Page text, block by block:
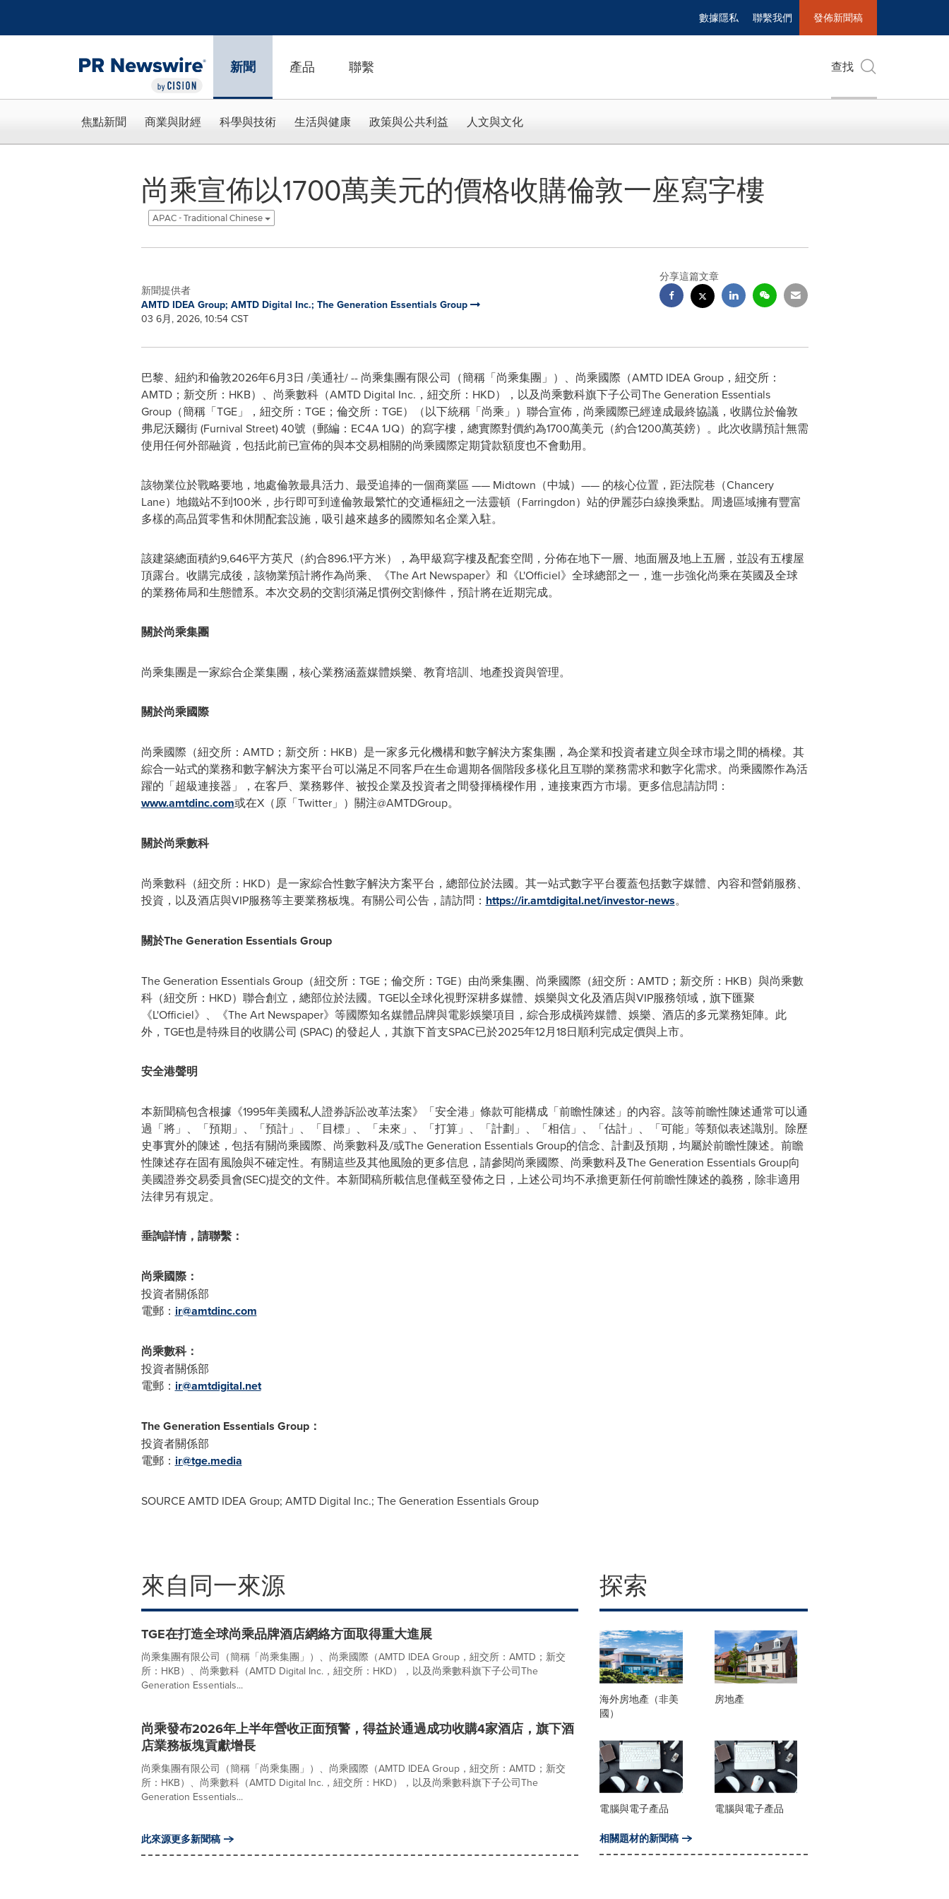
數據隱私 聯繫我們 發佈新聞稿
新聞 產品 聯繫 查找
焦點新聞 商業與財經 科學與技術 生活與健康 政策與公共利益 人文與文化
尚乘宣佈以1700萬美元的價格收購倫敦一座寫字樓
APAC - Traditional Chinese
新聞提供者
AMTD IDEA Group; AMTD Digital Inc.; The Generation Essentials Group
03 6月, 2026, 10:54 CST
分享這篇文章
巴黎、紐約和倫敦2026年6月3日 /美通社/ -- 尚乘集團有限公司（簡稱「尚乘集團」）、尚乘國際（AMTD IDEA Group，紐交所：
AMTD；新交所：HKB）、尚乘數科（AMTD Digital Inc.，紐交所：HKD），以及尚乘數科旗下子公司The Generation Essentials
Group（簡稱「TGE」，紐交所：TGE；倫交所：TGE）（以下統稱「尚乘」）聯合宣佈，尚乘國際已經達成最終協議，收購位於倫敦
弗尼沃爾街 (Furnival Street) 40號（郵編：EC4A 1JQ）的寫字樓，總實際對價約為1700萬美元（約合1200萬英鎊）。此次收購預計無需
使用任何外部融資，包括此前已宣佈的與本交易相關的尚乘國際定期貸款額度也不會動用。
該物業位於戰略要地，地處倫敦最具活力、最受追捧的一個商業區 —— Midtown（中城）—— 的核心位置，距法院巷（Chancery
Lane）地鐵站不到100米，步行即可到達倫敦最繁忙的交通樞紐之一法靈頓（Farringdon）站的伊麗莎白線換乘點。周邊區域擁有豐富
多樣的高品質零售和休閒配套設施，吸引越來越多的國際知名企業入駐。
該建築總面積約9,646平方英尺（約合896.1平方米），為甲級寫字樓及配套空間，分佈在地下一層、地面層及地上五層，並設有五樓屋
頂露台。收購完成後，該物業預計將作為尚乘、《The Art Newspaper》和《L'Officiel》全球總部之一，進一步強化尚乘在英國及全球
的業務佈局和生態體系。本次交易的交割須滿足慣例交割條件，預計將在近期完成。
關於尚乘集團
尚乘集團是一家綜合企業集團，核心業務涵蓋媒體娛樂、教育培訓、地產投資與管理。
關於尚乘國際
尚乘國際（紐交所：AMTD；新交所：HKB）是一家多元化機構和數字解決方案集團，為企業和投資者建立與全球市場之間的橋樑。其
綜合一站式的業務和數字解決方案平台可以滿足不同客戶在生命週期各個階段多樣化且互聯的業務需求和數字化需求。尚乘國際作為活
躍的「超級連接器」，在客戶、業務夥伴、被投企業及投資者之間發揮橋樑作用，連接東西方市場。更多信息請訪問：
www.amtdinc.com或在X（原「Twitter」）關注@AMTDGroup。
關於尚乘數科
尚乘數科（紐交所：HKD）是一家綜合性數字解決方案平台，總部位於法國。其一站式數字平台覆蓋包括數字媒體、內容和營銷服務、
投資，以及酒店與VIP服務等主要業務板塊。有關公司公告，請訪問： https://ir.amtdigital.net/investor-news。
關於The Generation Essentials Group
The Generation Essentials Group（紐交所：TGE；倫交所：TGE）由尚乘集團、尚乘國際（紐交所：AMTD；新交所：HKB）與尚乘數
科（紐交所：HKD）聯合創立，總部位於法國。TGE以全球化視野深耕多媒體、娛樂與文化及酒店與VIP服務領域，旗下匯聚
《L'Officiel》、《The Art Newspaper》等國際知名媒體品牌與電影娛樂項目，綜合形成橫跨媒體、娛樂、酒店的多元業務矩陣。此
外，TGE也是特殊目的收購公司 (SPAC) 的發起人，其旗下首支SPAC已於2025年12月18日順利完成定價與上市。
安全港聲明
本新聞稿包含根據《1995年美國私人證券訴訟改革法案》「安全港」條款可能構成「前瞻性陳述」的內容。該等前瞻性陳述通常可以通
過「將」、「預期」、「預計」、「目標」、「未來」、「打算」、「計劃」、「相信」、「估計」、「可能」等類似表述識別。除歷
史事實外的陳述，包括有關尚乘國際、尚乘數科及/或The Generation Essentials Group的信念、計劃及預期，均屬於前瞻性陳述。前瞻
性陳述存在固有風險與不確定性。有關這些及其他風險的更多信息，請參閱尚乘國際、尚乘數科及The Generation Essentials Group向
美國證券交易委員會(SEC)提交的文件。本新聞稿所載信息僅截至發佈之日，上述公司均不承擔更新任何前瞻性陳述的義務，除非適用
法律另有規定。
垂詢詳情，請聯繫：
尚乘國際：
投資者關係部
電郵： ir@amtdinc.com
尚乘數科：
投資者關係部
電郵： ir@amtdigital.net
The Generation Essentials Group：
投資者關係部
電郵： ir@tge.media
SOURCE AMTD IDEA Group; AMTD Digital Inc.; The Generation Essentials Group
來自同一來源
TGE在打造全球尚乘品牌酒店網絡方面取得重大進展
尚乘集團有限公司（簡稱「尚乘集團」）、尚乘國際（AMTD IDEA Group，紐交所：AMTD；新交
所：HKB）、尚乘數科（AMTD Digital Inc.，紐交所：HKD），以及尚乘數科旗下子公司The
Generation Essentials...
尚乘發布2026年上半年營收正面預警，得益於通過成功收購4家酒店，旗下酒
店業務板塊貢獻增長
尚乘集團有限公司（簡稱「尚乘集團」）、尚乘國際（AMTD IDEA Group，紐交所：AMTD；新交
所：HKB）、尚乘數科（AMTD Digital Inc.，紐交所：HKD），以及尚乘數科旗下子公司The
Generation Essentials...
此來源更多新聞稿
探索
海外房地產（非美
國）
房地產
電腦與電子產品 電腦與電子產品
相關題材的新聞稿